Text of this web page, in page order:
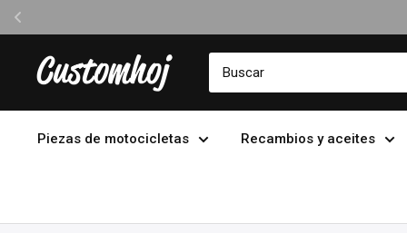
directamente
Customhoj
Piezas de motocicletas Recambios y aceites